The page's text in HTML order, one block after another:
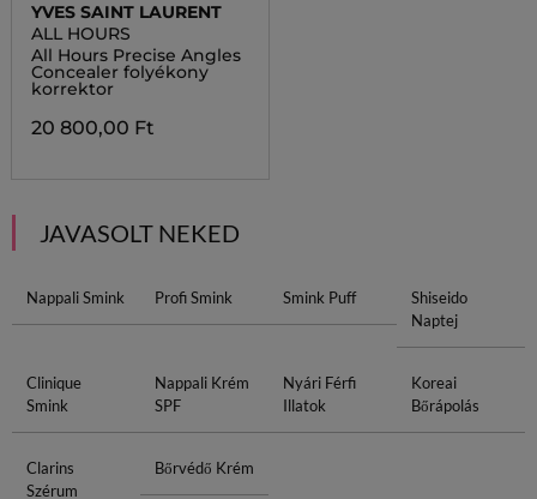
YVES SAINT LAURENT
ALL HOURS
All Hours Precise Angles
Concealer folyékony
korrektor
20 800,00 Ft
JAVASOLT NEKED
Nappali Smink Profi Smink Smink Puff
Shiseido
Naptej
Clinique
Smink
Nappali Krém
SPF
Nyári Férfi
Illatok
Koreai
Bőrápolás
Clarins
Szérum
Bőrvédő Krém